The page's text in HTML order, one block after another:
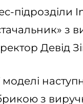
з
Девід
моделі
з